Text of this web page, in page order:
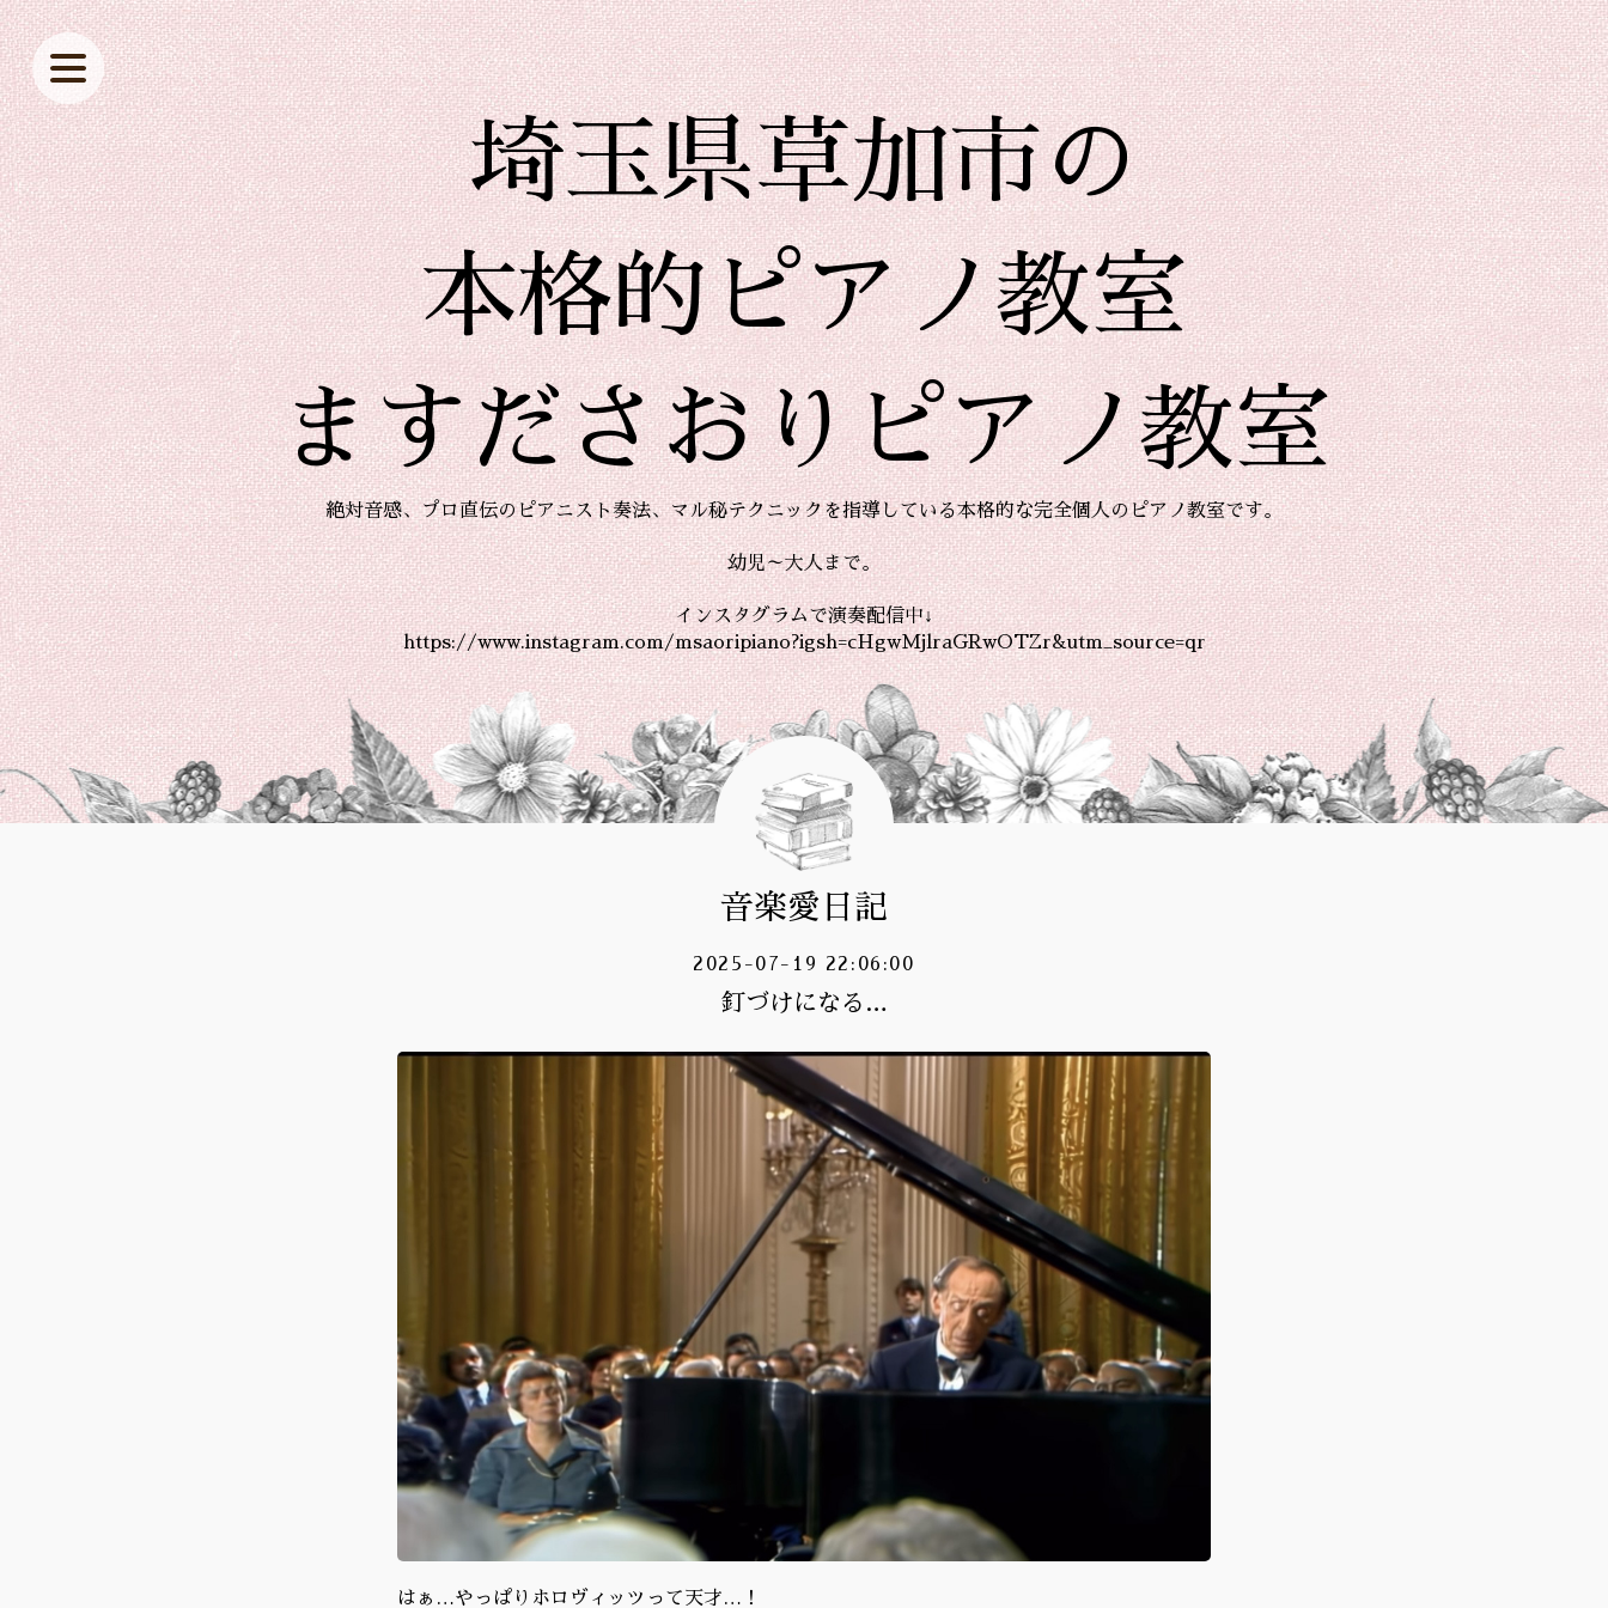
埼玉県草加市の
本格的ピアノ教室
ますださおりピアノ教室
絶対音感、プロ直伝のピアニスト奏法、マル秘テクニックを指導している本格的な完全個人のピアノ教室です。
幼児～大人まで。
インスタグラムで演奏配信中↓
https://www.instagram.com/msaoripiano?igsh=cHgwMjlraGRwOTZr&utm_source=qr
音楽愛日記
2025-07-19 22:06:00
釘づけになる…
はぁ…やっぱりホロヴィッツって天才…！